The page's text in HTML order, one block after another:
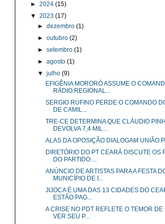
► 2024 (15)
▼ 2023 (17)
►dezembro(1)
►outubro(2)
►setembro(1)
►agosto(1)
▼julho(9)
EFIGÊNIA MORORÓ ASSUME O
RÁDIO REGIONAL...
SERGIO RUFINO PERDE O COMANDO
DE CAMIL...
TRE-CE DETERMINA QUE CLÁUDIO
DEVOLVA 7,4 MIL...
ALAS DA OPOSIÇÃO DIALOGAM UNIÃO
DIRETÓRIO DO PT CEARÁ DISCUTE OS
DO PARTIDO ...
ANÚNCIO DE ARTISTAS PARA A FESTA
MUNICÍPIO DE I...
JIJOCA É UMA DAS 13 CIDADES DO
ESTÃO PAG...
A CRISE NO PDT REFLETE O TEMOR DE
VER SEU P...